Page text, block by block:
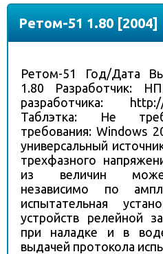
Ретом-51 1.80 [2004]
Ретом-51 Год/Дата
1.80 Разработчик:
разработчика: http://
Таблэтка: Не
требования: Windows
универсальный
трехфазного
из величин может
независимо по
испытательная
устройств релейной
при наладке и в
выдачей протокола